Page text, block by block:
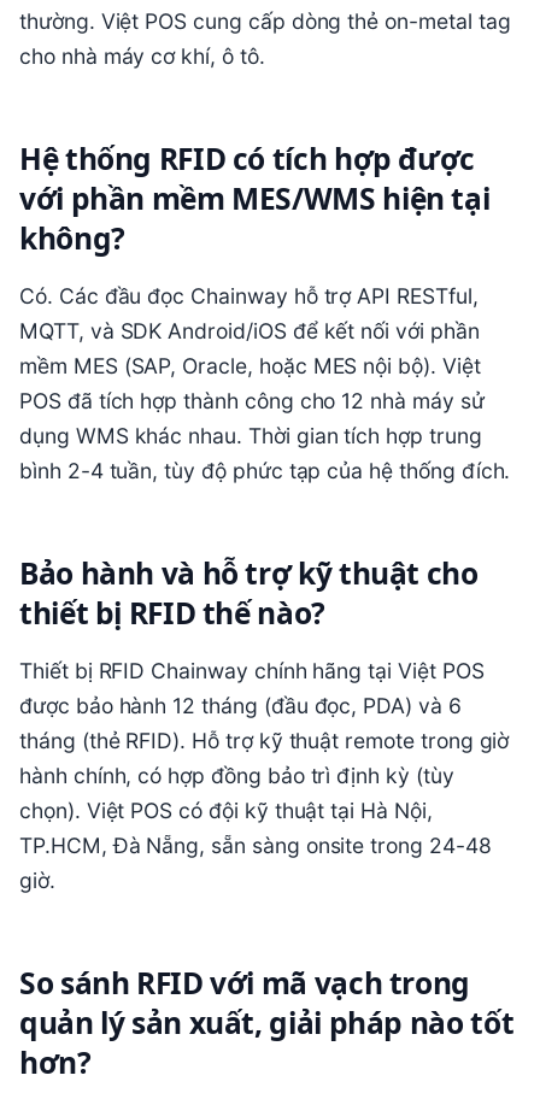
thường. Việt POS cung cấp dòng thẻ on-metal tag
cho nhà máy cơ khí, ô tô.
Hệ thống RFID có tích hợp được
với phần mềm MES/WMS hiện tại
không?
Có. Các đầu đọc Chainway hỗ trợ API RESTful,
MQTT, và SDK Android/iOS để kết nối với phần
mềm MES (SAP, Oracle, hoặc MES nội bộ). Việt
POS đã tích hợp thành công cho 12 nhà máy sử
dụng WMS khác nhau. Thời gian tích hợp trung
bình 2-4 tuần, tùy độ phức tạp của hệ thống đích.
Bảo hành và hỗ trợ kỹ thuật cho
thiết bị RFID thế nào?
Thiết bị RFID Chainway chính hãng tại Việt POS
được bảo hành 12 tháng (đầu đọc, PDA) và 6
tháng (thẻ RFID). Hỗ trợ kỹ thuật remote trong giờ
hành chính, có hợp đồng bảo trì định kỳ (tùy
chọn). Việt POS có đội kỹ thuật tại Hà Nội,
TP.HCM, Đà Nẵng, sẵn sàng onsite trong 24-48
giờ.
So sánh RFID với mã vạch trong
quản lý sản xuất, giải pháp nào tốt
hơn?